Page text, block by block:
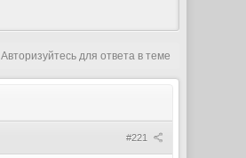
Авторизуйтесь для ответа в теме
#221